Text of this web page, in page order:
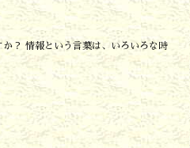
？ 情報という言葉は、いろいろな時